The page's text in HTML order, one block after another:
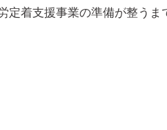
着支援事業の準備が整うま